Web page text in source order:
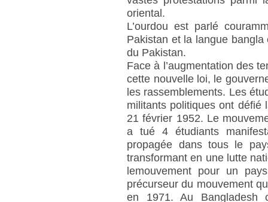
oriental.
L’ourdou est parlé
Pakistan et la langue
du Pakistan.
Face à l’augmentation des
cette nouvelle loi, le
les rassemblements. Les
militants politiques ont défié
21 février 1952. Le
a tué 4 étudiants
propagée dans tous le
transformant en une lutte
lemouvement pour un
précurseur du mouvement
en 1971. Au